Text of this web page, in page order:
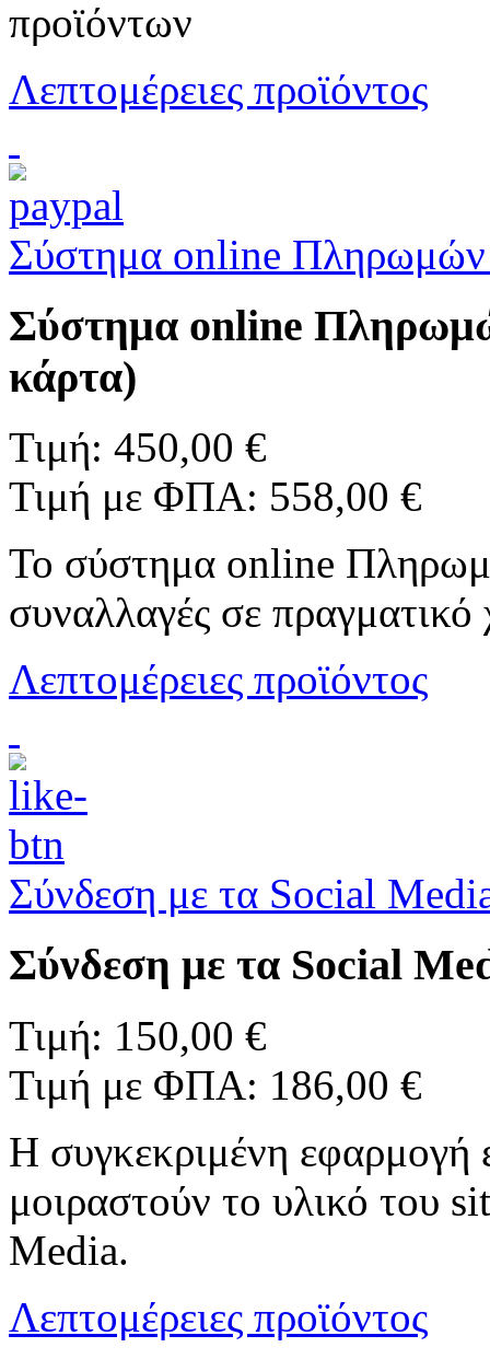
προϊόντων
Λεπτομέρειες προϊόντος
Σύστημα online Πληρωμών
Σύστημα online
κάρτα)
Τιμή: 450,00 €
Τιμή με ΦΠΑ: 558,00 €
To σύστημα online
συναλλαγές σε πραγματικό
Λεπτομέρειες προϊόντος
Σύνδεση με τα Social
Σύνδεση με τα Social
Τιμή: 150,00 €
Τιμή με ΦΠΑ: 186,00 €
Η συγκεκριμένη εφαρμογή
μοιραστούν το υλικό του
Media.
Λεπτομέρειες προϊόντος